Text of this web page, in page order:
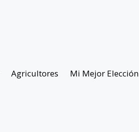
Agricultores Mi Mejor Elección